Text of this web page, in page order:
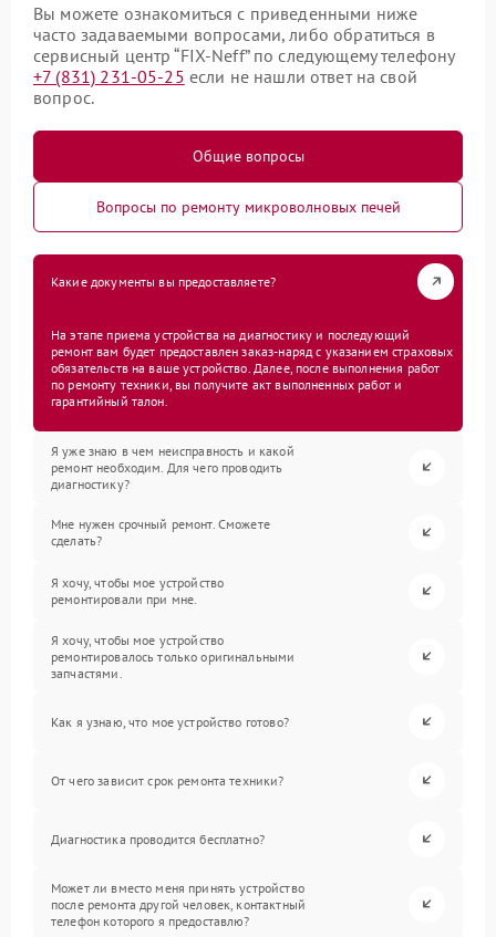
Вы можете ознакомиться с приведенными ниже
часто задаваемыми вопросами, либо обратиться в
сервисный центр “FIX-Neff” по следующему телефону
+7 (831) 231-05-25 если не нашли ответ на свой
вопрос.
Общие вопросы
Вопросы по ремонту микроволновых печей
Какие документы вы предоставляете?
На этапе приема устройства на диагностику и последующий
ремонт вам будет предоставлен заказ-наряд с указанием страховых
обязательств на ваше устройство. Далее, после выполнения работ
по ремонту техники, вы получите акт выполненных работ и
гарантийный талон.
Я уже знаю в чем неисправность и какой
ремонт необходим. Для чего проводить
диагностику?
Мне нужен срочный ремонт. Сможете
сделать?
Я хочу, чтобы мое устройство
ремонтировали при мне.
Я хочу, чтобы мое устройство
ремонтировалось только оригинальными
запчастями.
Как я узнаю, что мое устройство готово?
От чего зависит срок ремонта техники?
Диагностика проводится бесплатно?
Может ли вместо меня принять устройство
после ремонта другой человек, контактный
телефон которого я предоставлю?